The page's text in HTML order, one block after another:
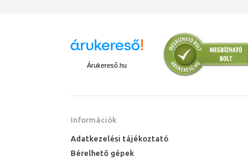
Árukereső.hu
Információk
Adatkezelési tájékoztató
Bérelhető gépek